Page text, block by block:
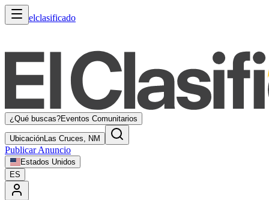
elclasificado
¿Qué buscas?Eventos Comunitarios
UbicaciónLas Cruces, NM
Publicar Anuncio
Estados Unidos
ES